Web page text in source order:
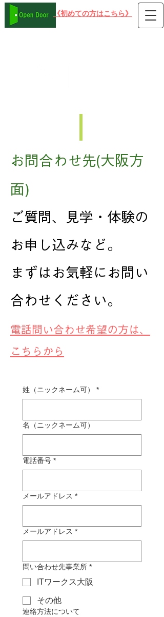
​《初めての方はこちら》
お問合わせ先(大阪方
面)
ご質問、見学・体験の
お申し込みなど。
まずはお気軽にお問い
合わせください。
​電話問い合わせ希望の方は、
こちらから
姓（ニックネーム可） *
名（ニックネーム可）
電話番号 *
メールアドレス *
メールアドレス *
問い合わせ先事業所 *
ITワークス大阪
その他
連絡方法について